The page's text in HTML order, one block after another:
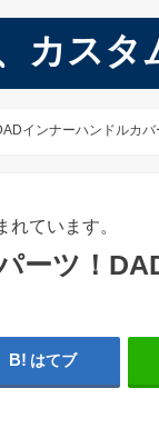
カスタ
インナーハンドルカ
ています。
ーツ！
はてブ